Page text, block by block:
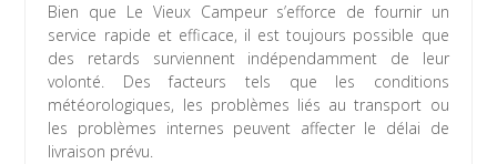
Bien que Le Vieux Campeur s’efforce de fournir un
service rapide et efficace, il est toujours possible que
des retards surviennent indépendamment de leur
volonté. Des facteurs tels que les conditions
météorologiques, les problèmes liés au transport ou
les problèmes internes peuvent affecter le délai de
livraison prévu.